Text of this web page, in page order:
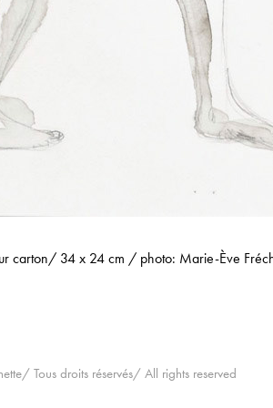
carton/ 34 x 24 cm / photo: Marie-Ève
Tous droits réservés/ All rights reserved